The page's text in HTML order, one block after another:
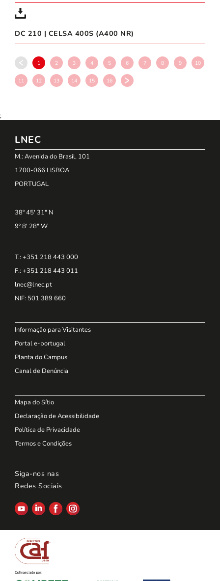
DC 210 | CELSA 400S (A400 NR)
1 2 3 4 5 6 7 8 9 10
11 12 13 14 15 16
;
LNEC
M.: Avenida do Brasil, 101
1700-066 LISBOA
PORTUGAL
38º 45' 31" N
9º 8' 28" W
T.: +351 218 443 000
F.: +351 218 443 011
lnec@lnec.pt
NIF: 501 389 660
Informação para Visitantes
Portal e-portugal
Planta do Campus
Canal de Denúncia
Mapa do Sítio
Declaração de Acessibilidade
Política de Privacidade
Termos e Condições
Siga-nos nas
Redes Sociais